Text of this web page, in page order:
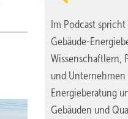
Im Podcast
Gebäude-
Wissenschaftlern,
und
Energieberatung
Gebäuden und